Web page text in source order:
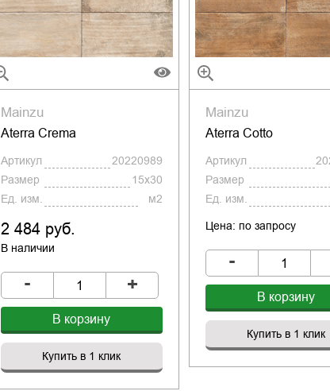
Mainzu
Aterra Crema
Артикул
20220989
Размер
15x30
Ед. изм.
м2
2 484 руб.
В наличии
- +
В корзину
Купить в 1 клик
Mainzu
Aterra Cotto
Артикул
Размер
Ед. изм.
Цена: по запросу
-
В корзину
Купить в 1 клик